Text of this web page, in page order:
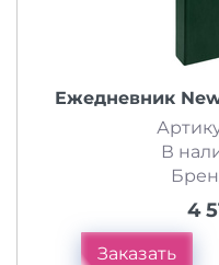
Ежедневник
В
4
Заказать